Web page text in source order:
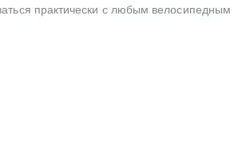
практически с любым велосипедным